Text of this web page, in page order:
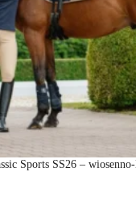
Sports SS26 – wiosenno-